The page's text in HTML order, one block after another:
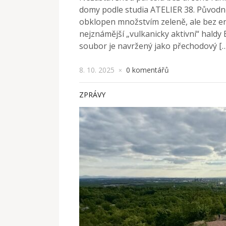
domy podle studia ATELIER 38.
obklopen množstvím zeleně, ale bez
nejznámější „vulkanicky aktivní“
soubor je navržený jako přechodový
8. 10. 2025 × 0 komentářů
ZPRÁVY